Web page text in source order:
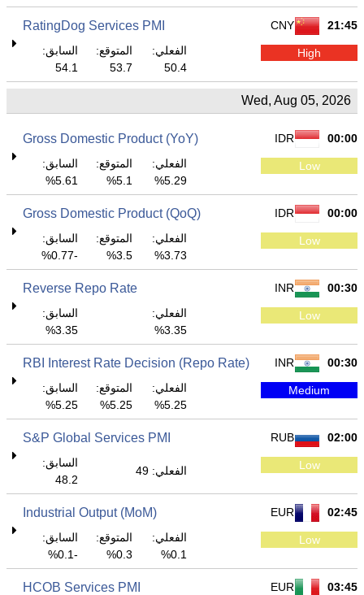
21:45
CNY
RatingDog Services PMI
High
الفعلي:
50.4
المتوقع:
53.7
السابق:
54.1
Wed, Aug 05, 2026
00:00
IDR
Gross Domestic Product (YoY)
Low
الفعلي:
5.29%
المتوقع:
5.1%
السابق:
5.61%
00:00
IDR
Gross Domestic Product (QoQ)
Low
الفعلي:
3.73%
المتوقع:
3.5%
السابق:
-0.77%
00:30
INR
Reverse Repo Rate
Low
الفعلي:
3.35%
السابق:
3.35%
00:30
INR
RBI Interest Rate Decision (Repo Rate)
Medium
الفعلي:
5.25%
المتوقع:
5.25%
السابق:
5.25%
02:00
RUB
S&P Global Services PMI
Low الفعلي: 49
السابق:
48.2
02:45
EUR
Industrial Output (MoM)
Low
الفعلي:
0.1%
المتوقع:
0.3%
السابق:
-0.1%
03:45
EUR
HCOB Services PMI